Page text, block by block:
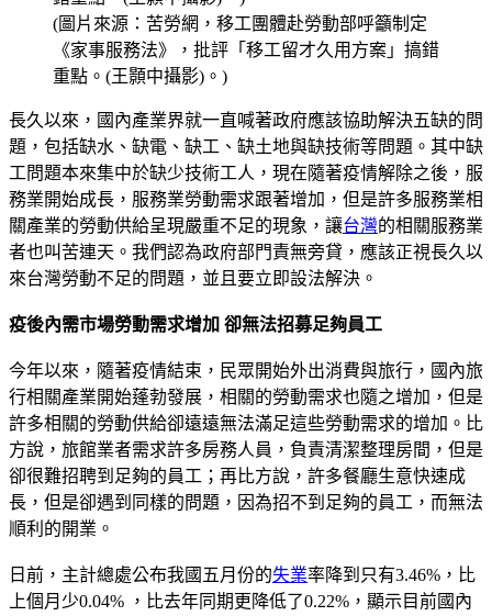
(圖片來源：苦勞網，移工團體赴勞動部呼籲制定
《家事服務法》，批評「移工留才久用方案」搞錯
重點。(王顥中攝影)。)
長久以來，國內產業界就一直喊著政府應該協助解決五缺的問
題，包括缺水、缺電、缺工、缺土地與缺技術等問題。其中缺
工問題本來集中於缺少技術工人，現在隨著疫情解除之後，服
務業開始成長，服務業勞動需求跟著增加，但是許多服務業相
關產業的勞動供給呈現嚴重不足的現象，讓台灣的相關服務業
者也叫苦連天。我們認為政府部門責無旁貸，應該正視長久以
來台灣勞動不足的問題，並且要立即設法解決。
疫後內需市場勞動需求增加 卻無法招募足夠員工
今年以來，隨著疫情結束，民眾開始外出消費與旅行，國內旅
行相關產業開始蓬勃發展，相關的勞動需求也隨之增加，但是
許多相關的勞動供給卻遠遠無法滿足這些勞動需求的增加。比
方說，旅館業者需求許多房務人員，負責清潔整理房間，但是
卻很難招聘到足夠的員工；再比方說，許多餐廳生意快速成
長，但是卻遇到同樣的問題，因為招不到足夠的員工，而無法
順利的開業。
日前，主計總處公布我國五月份的失業率降到只有3.46%，比
上個月少0.04% ，比去年同期更降低了0.22%，顯示目前國內